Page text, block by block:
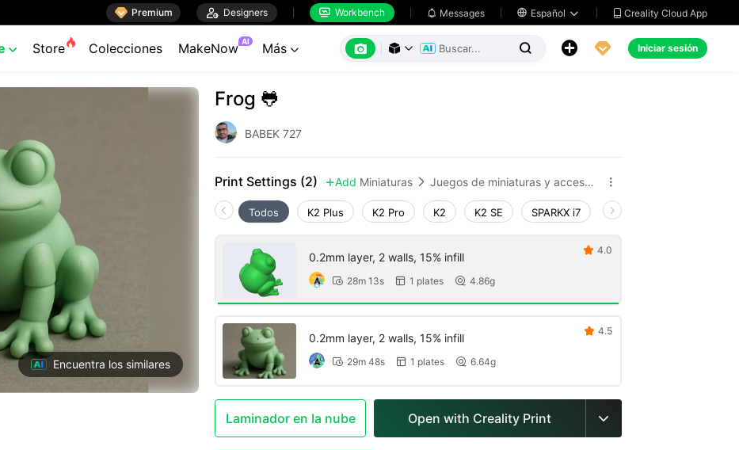
 Premium  Designers  Workbench  Messages  Español   Creality Cloud App
 Store Colecciones MakeNow AI Más        Iniciar sesión
Encuentra los similares
Frog 🐸
BABEK 727
Print Settings (2) Add Miniaturas  Juegos de miniaturas y accesorios 
Todos K2 Plus K2 Pro K2 K2 SE SPARKX i7 Creality Hi
0.2mm layer, 2 walls, 15% infill
 28m 13s  1 plates  4.86g
 4.0
0.2mm layer, 2 walls, 15% infill
 29m 48s  1 plates  6.64g
 4.5
Laminador en la nube Open with Creality Print 